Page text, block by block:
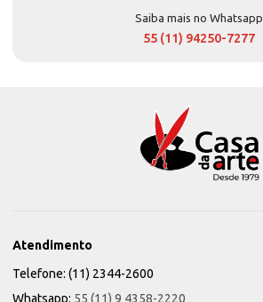
Saiba mais no Whatsapp
55 (11) 94250-7277
Atendimento
Telefone: (11) 2344-2600
Whatsapp: 55 (11) 9 4358-2220